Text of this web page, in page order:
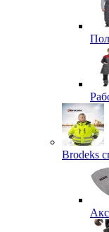
Brodeks